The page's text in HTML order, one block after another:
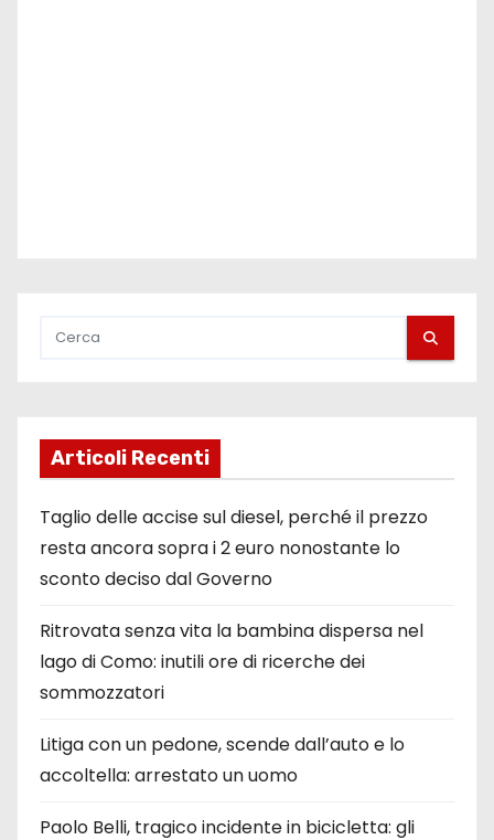
Articoli Recenti
Taglio delle accise sul diesel, perché il prezzo
resta ancora sopra i 2 euro nonostante lo
sconto deciso dal Governo
Ritrovata senza vita la bambina dispersa nel
lago di Como: inutili ore di ricerche dei
sommozzatori
Litiga con un pedone, scende dall’auto e lo
accoltella: arrestato un uomo
Paolo Belli, tragico incidente in bicicletta: gli